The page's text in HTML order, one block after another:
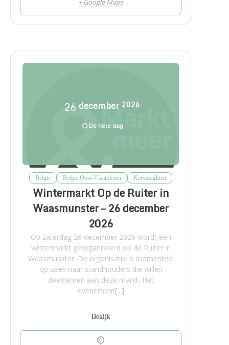
+ Google Maps
26 december 2026
De hele dag
Belgie Belgie Oost-Vlaanderen Kerstmarkten
Wintermarkt Op de Ruiter in
Waasmunster – 26 december
2026
Op zaterdag 26 december 2026 wordt een
wintermarkt georganiseerd op de Ruiter in
Waasmunster. De organisatie is momenteel
op zoek naar standhouders die willen
deelnemen aan deze markt. Het
evenement[...]
Bekijk